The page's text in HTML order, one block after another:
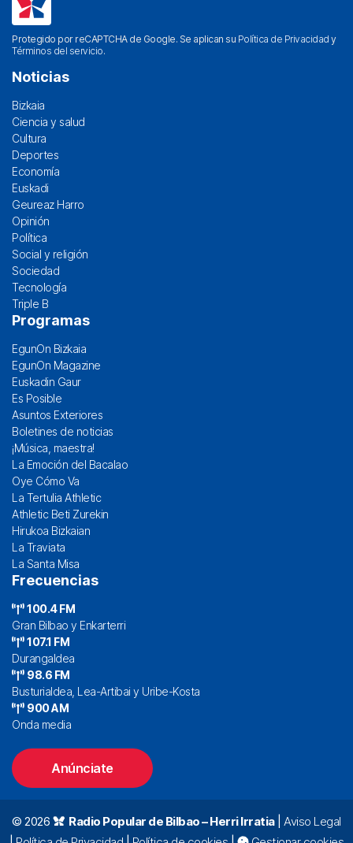
Protegido por reCAPTCHA de Google. Se aplican su Política de Privacidad y
Términos del servicio.
Noticias
Bizkaia
Ciencia y salud
Cultura
Deportes
Economía
Euskadi
Geureaz Harro
Opinión
Política
Social y religión
Sociedad
Tecnología
Triple B
Programas
EgunOn Bizkaia
EgunOn Magazine
Euskadin Gaur
Es Posible
Asuntos Exteriores
Boletines de noticias
¡Música, maestra!
La Emoción del Bacalao
Oye Cómo Va
La Tertulia Athletic
Athletic Beti Zurekin
Hirukoa Bizkaian
La Traviata
La Santa Misa
Frecuencias
100.4 FM
Gran Bilbao y Enkarterri
107.1 FM
Durangaldea
98.6 FM
Busturialdea, Lea-Artibai y Uribe-Kosta
900 AM
Onda media
Anúnciate
© 2026 Radio Popular de Bilbao – Herri Irratia| Aviso Legal